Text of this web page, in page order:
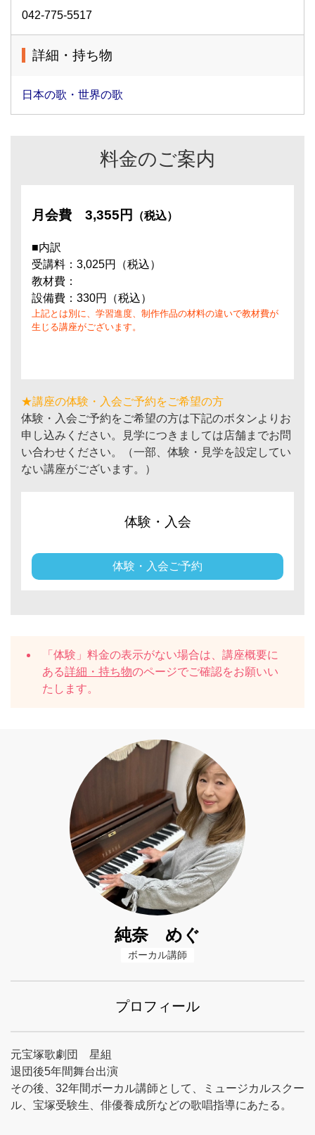
042-775-5517
詳細・持ち物
日本の歌・世界の歌
料金のご案内
月会費 3,355円 （税込）
■内訳
受講料：3,025円（税込）
教材費：
設備費：330円（税込）
上記とは別に、学習進度、制作作品の材料の違いで教材費が
生じる講座がございます。
★講座の体験・入会ご予約をご希望の方
体験・入会ご予約をご希望の方は下記のボタンよりお
申し込みください。見学につきましては店舗までお問
い合わせください。（一部、体験・見学を設定してい
ない講座がございます。）
体験・入会
体験・入会ご予約
「体験」料金の表示がない場合は、講座概要に
ある詳細・持ち物のページでご確認をお願いい
たします。
純奈 めぐ
ボーカル講師
プロフィール
元宝塚歌劇団 星組
退団後5年間舞台出演
その後、32年間ボーカル講師として、ミュージカルスクー
ル、宝塚受験生、俳優養成所などの歌唱指導にあたる。